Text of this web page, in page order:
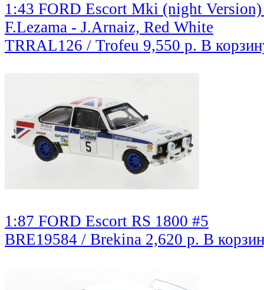
1:43 FORD Escort Mki (night
F.Lezama - J.Arnaiz, Red White
TRRAL126 / Trofeu 9,550 р. В
1:87 FORD Escort RS 1800 #5
BRE19584 / Brekina 2,620 р. В